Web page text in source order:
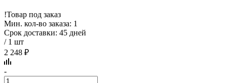
!Товар под заказ
Мин. кол-во заказа: 1
Срок доставки: 45 дней
/ 1 шт
2 248 ₽
-